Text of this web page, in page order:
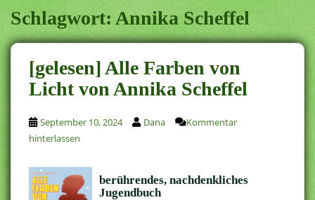
n
c
o
n
t
e
n
t
Schlagwort:Annika Scheffel
[gelesen] Alle Farben von
Licht von Annika Scheffel
September 10, 2024 Dana
Kommentar
hinterlassen
berührendes, nachdenkliches
Jugendbuch